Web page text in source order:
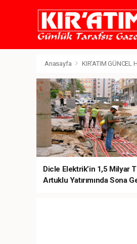
Anasayfa KIR'ATIM GÜNCEL
Dicle Elektrik’in 1,5 Milyar
Artuklu Yatırımında Sona